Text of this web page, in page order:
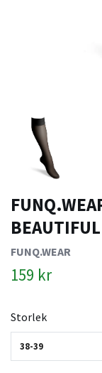
FUNQ.WEAR
159 kr
Storlek
38-39